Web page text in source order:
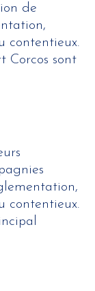
de
contentieux.
Corcos sont
contentieux.